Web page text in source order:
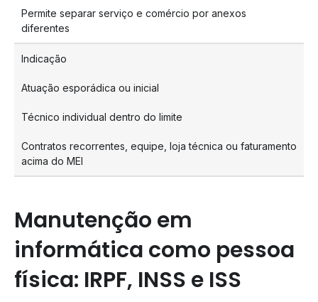
Permite separar serviço e comércio por anexos
diferentes
Indicação
Atuação esporádica ou inicial
Técnico individual dentro do limite
Contratos recorrentes, equipe, loja técnica ou faturamento
acima do MEI
Manutenção em
informática como pessoa
física: IRPF, INSS e ISS